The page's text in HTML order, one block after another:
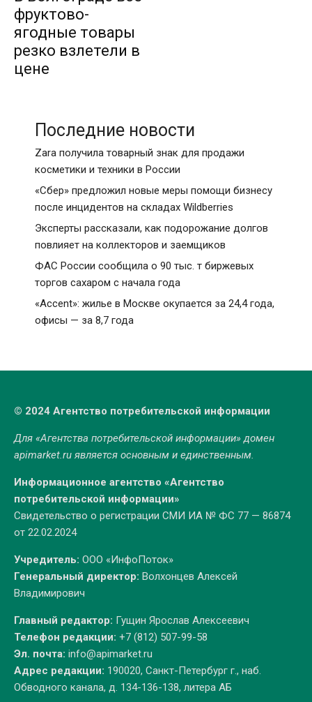
фруктово-
ягодные товары
резко взлетели в
цене
Последние новости
Zara получила товарный знак для продажи
косметики и техники в России
«Сбер» предложил новые меры помощи бизнесу
после инцидентов на складах Wildberries
Эксперты рассказали, как подорожание долгов
повлияет на коллекторов и заемщиков
ФАС России сообщила о 90 тыс. т биржевых
торгов сахаром с начала года
«Accent»: жилье в Москве окупается за 24,4 года,
офисы — за 8,7 года
© 2024 Агентство потребительской информации
Для «Агентства потребительской информации» домен
apimarket.ruявляется основным и единственным.
Информационное агентство «Агентство
потребительской информации»
Свидетельство о регистрации СМИ ИА № ФС 77 — 86874
от 22.02.2024
Учредитель: ООО «ИнфоПоток»
Генеральный директор: Волхонцев Алексей
Владимирович
Главный редактор: Гущин Ярослав Алексеевич
Телефон редакции: +7 (812) 507-99-58
Эл. почта: info@apimarket.ru
Адрес редакции: 190020, Санкт-Петербург г., наб.
Обводного канала, д. 134-136-138, литера АБ